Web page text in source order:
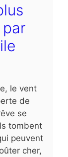
le vent
de
se
tombent
peuvent
cher,